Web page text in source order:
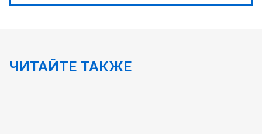
ЧИТАЙТЕ ТАКЖЕ